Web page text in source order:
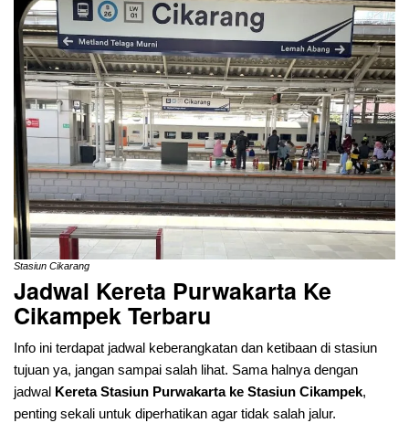
Stasiun Cikarang
Jadwal Kereta Purwakarta Ke
CikampekTerbaru
Info ini terdapat jadwal keberangkatan dan ketibaan di stasiun
tujuan ya, jangan sampai salah lihat. Sama halnya dengan
jadwal Kereta Stasiun Purwakarta ke Stasiun Cikampek,
penting sekali untuk diperhatikan agar tidak salah jalur.